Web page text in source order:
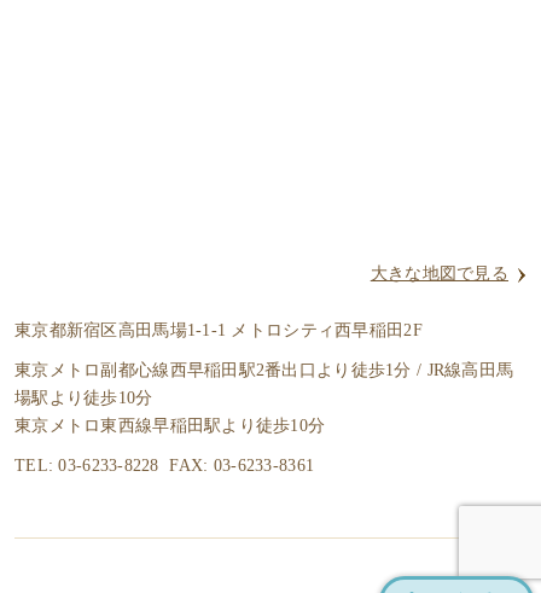
大きな地図で見る
東京都新宿区高田馬場1-1-1 メトロシティ西早稲田2F
東京メトロ副都心線西早稲田駅2番出口より徒歩1分 / JR線高田馬
場駅より徒歩10分
東京メトロ東西線早稲田駅より徒歩10分
TEL: 03-6233-8228 FAX: 03-6233-8361